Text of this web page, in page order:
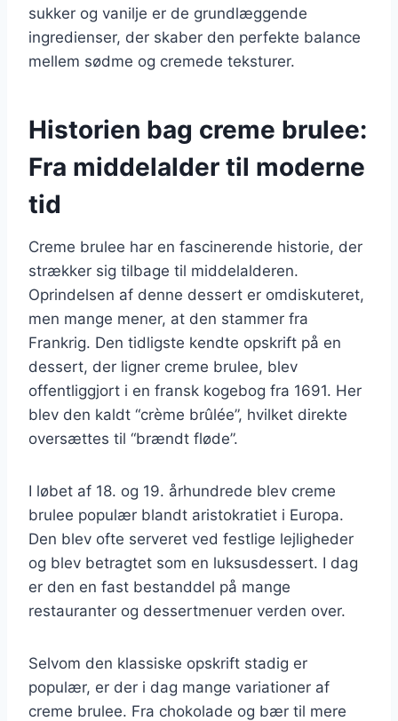
sukker og vanilje er de grundlæggende
ingredienser, der skaber den perfekte balance
mellem sødme og cremede teksturer.
Historien bag creme brulee:
Fra middelalder til moderne
tid
Creme brulee har en fascinerende historie, der
strækker sig tilbage til middelalderen.
Oprindelsen af denne dessert er omdiskuteret,
men mange mener, at den stammer fra
Frankrig. Den tidligste kendte opskrift på en
dessert, der ligner creme brulee, blev
offentliggjort i en fransk kogebog fra 1691. Her
blev den kaldt “crème brûlée”, hvilket direkte
oversættes til “brændt fløde”.
I løbet af 18. og 19. århundrede blev creme
brulee populær blandt aristokratiet i Europa.
Den blev ofte serveret ved festlige lejligheder
og blev betragtet som en luksusdessert. I dag
er den en fast bestanddel på mange
restauranter og dessertmenuer verden over.
Selvom den klassiske opskrift stadig er
populær, er der i dag mange variationer af
creme brulee. Fra chokolade og bær til mere